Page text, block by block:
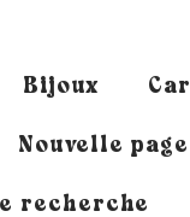
Bijoux
Nouvelle page
recherche